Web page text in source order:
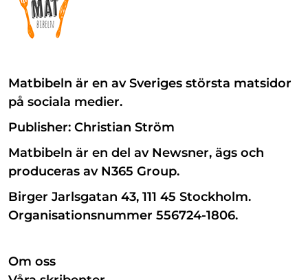
Matbibeln är en av Sveriges största matsidor
på sociala medier.
Publisher: Christian Ström
Matbibeln är en del av Newsner, ägs och
produceras av N365 Group.
Birger Jarlsgatan 43, 111 45 Stockholm.
Organisationsnummer 556724-1806.
Om oss